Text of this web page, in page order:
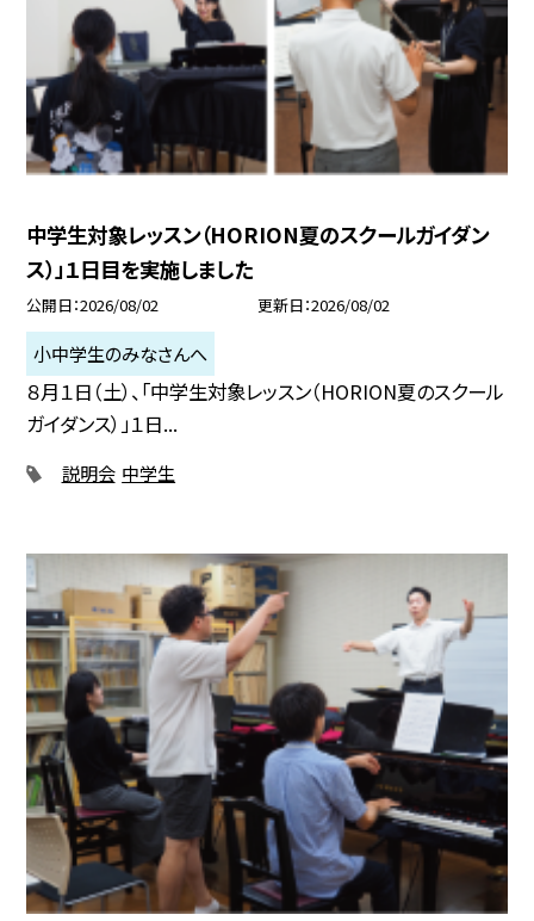
中学生対象レッスン（HORION夏のスクールガイダン
ス）」１日目を実施しました
公開日 2026/08/02 更新日 2026/08/02
小中学生のみなさんへ
８月１日（土）、「中学生対象レッスン（HORION夏のスクール
ガイダンス）」１日...
説明会 中学生